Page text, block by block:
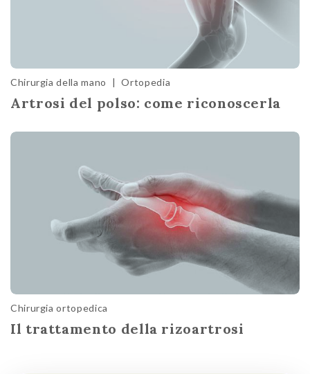
Chirurgia della mano | Ortopedia
Artrosi del polso: come riconoscerla
Chirurgia ortopedica
Il trattamento della rizoartrosi